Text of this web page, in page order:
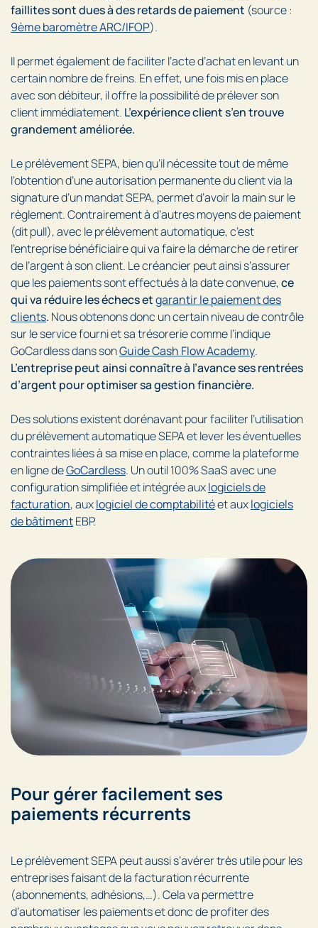
faillites sont dues à des retards de paiement (source :
9ème baromètre ARC/IFOP).
Il permet également de faciliter l’acte d’achat en levant un
certain nombre de freins. En effet, une fois mis en place
avec son débiteur, il offre la possibilité de prélever son
client immédiatement. L’expérience client s’en trouve
grandement améliorée.
Le prélèvement SEPA, bien qu’il nécessite tout de même
l’obtention d’une autorisation permanente du client via la
signature d’un mandat SEPA, permet d’avoir la main sur le
règlement. Contrairement à d’autres moyens de paiement
(dit pull), avec le prélèvement automatique, c’est
l’entreprise bénéficiaire qui va faire la démarche de retirer
de l’argent à son client. Le créancier peut ainsi s’assurer
que les paiements sont effectués à la date convenue,ce
qui va réduire les échecs etgarantir le paiement des
clients. Nous obtenons donc un certain niveau de contrôle
sur le service fourni et sa trésorerie comme l’indique
GoCardless dans sonGuide Cash Flow Academy.
L’entreprise peut ainsi connaître à l’avance ses rentrées
d’argent pour optimiser sa gestion financière.
Des solutions existent dorénavant pour faciliter l’utilisation
du prélèvement automatique SEPA et lever les éventuelles
contraintes liées à sa mise en place, comme la plateforme
en ligne deGoCardless. Un outil 100% SaaS avec une
configuration simplifiée et intégrée auxlogiciels de
facturation, auxlogiciel de comptabilitéet auxlogiciels
de bâtimentEBP.
Pour gérer facilement ses
paiements récurrents
Le prélèvement SEPA peut aussi s’avérer très utile pour les
entreprises faisant de la facturation récurrente
(abonnements, adhésions,…). Cela va permettre
d’automatiser les paiements et donc de profiter des